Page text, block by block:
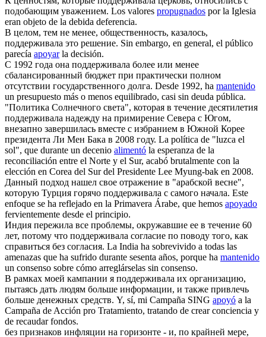
подобающим уважением. Los valores propugnados por la Iglesia
eran objeto de la debida deferencia.
В целом, тем не менее, общественность, казалось,
поддерживала это решение. Sin embargo, en general, el público
parecía apoyarla decisión.
С 1992 года она поддерживала более или менее
сбалансированный бюджет при практически полном
отсутствии государственного долга. Desde 1992, ha mantenido
un presupuesto más o menos equilibrado, casi sin deuda pública.
"Политика Солнечного света", которая в течение десятилетия
поддерживала надежду на примирение Севера с Югом,
внезапно завершилась вместе с избранием в Южной Корее
президента Ли Мен Бака в 2008 году. La política de "luzca el
sol", que durante un decenio alimentó la esperanza de la
reconciliación entre el Norte y el Sur, acabó brutalmente con la
elección en Corea del Sur del Presidente Lee Myung-bak en 2008.
Данный подход нашел свое отражение в "арабской весне",
которую Турция горячо поддерживала с самого начала. Este
enfoque se ha reflejado en la Primavera Árabe, que hemos apoyado
fervientemente desde el principio.
Индия пережила все проблемы, окружавшие ее в течение 60
лет, потому что поддерживала согласие по поводу того, как
справиться без согласия. La India ha sobrevivido a todas las
amenazas que ha sufrido durante sesenta años, porque ha mantenido
un consenso sobre cómo arreglárselas sin consenso.
В рамках моей кампании я поддерживала их организацию,
пытаясь дать людям больше информации, и также привлечь
больше денежных средств. Y, sí, mi Campaña SING apoyó a la
Campaña de Acción pro Tratamiento, tratando de crear conciencia y
de recaudar fondos.
без признаков инфляции на горизонте - и, по крайней мере,